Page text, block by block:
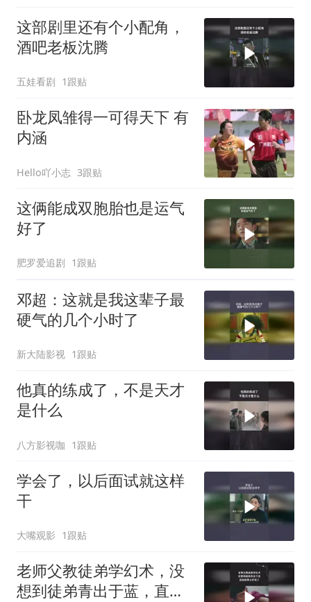
这部剧里还有个小配角，
酒吧老板沈腾
五娃看剧 1跟贴
卧龙凤雏得一可得天下 有
内涵
Hello吖小志 3跟贴
这俩能成双胞胎也是运气
好了
肥罗爱追剧 1跟贴
邓超：这就是我这辈子最
硬气的几个小时了
新大陆影视 1跟贴
他真的练成了，不是天才
是什么
八方影视咖 1跟贴
学会了，以后面试就这样
干
大嘴观影 1跟贴
老师父教徒弟学幻术，没
想到徒弟青出于蓝，直接